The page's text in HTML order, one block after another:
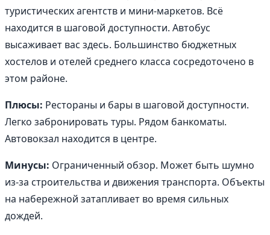
туристических агентств и мини-маркетов. Всё
находится в шаговой доступности. Автобус
высаживает вас здесь. Большинство бюджетных
хостелов и отелей среднего класса сосредоточено в
этом районе.
Плюсы: Рестораны и бары в шаговой доступности.
Легко забронировать туры. Рядом банкоматы.
Автовокзал находится в центре.
Минусы: Ограниченный обзор. Может быть шумно
из-за строительства и движения транспорта. Объекты
на набережной затапливает во время сильных
дождей.